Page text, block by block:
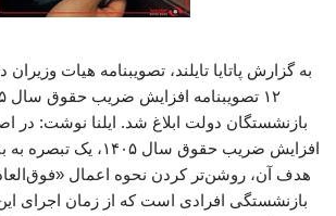
به گزارش پاتایا تایلند، تصویبنامه هیات
بازنشستگان دولت ابلاغ شد. ایلنا نوشت: در
هدف آن، روشن‌تر کردن نحوه اعمال
بازنشستگی افرادی است که از زمان اجرای